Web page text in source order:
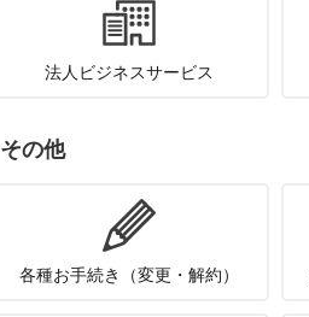
法人ビジネスサービス
その他
各種お手続き（変更・解約）